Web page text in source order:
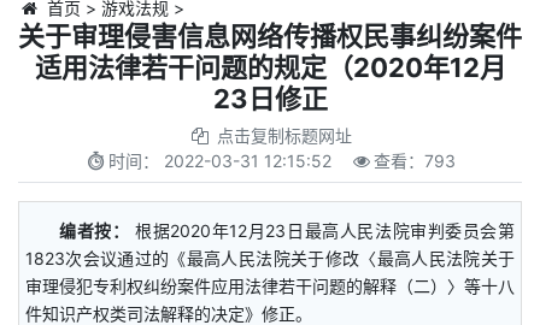
首页 > 游戏法规 >
关于审理侵害信息网络传播权民事纠纷案件
适用法律若干问题的规定（2020年12月
23日修正
点击复制标题网址
时间： 2022-03-31 12:15:52 查看：793
编者按：
根据2020年12月23日最高人民法院审判委员会第
1823次会议通过的《最高人民法院关于修改〈最高人民法院关于
审理侵犯专利权纠纷案件应用法律若干问题的解释（二）〉等十八
件知识产权类司法解释的决定》修正。